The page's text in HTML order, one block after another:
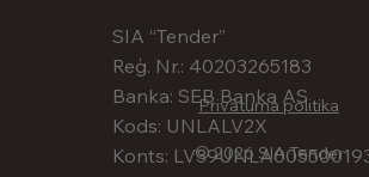
SIA “Tender”
Reģ. Nr.: 40203265183
Banka: SEB Banka AS
Kods: UNLALV2X
Konts:
© 2026 SIA Tender
Privātuma politika